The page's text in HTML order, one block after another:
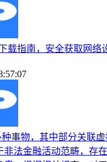
载指南，安全获取网络
事物，其中部分关联
非法金融活动范畴，存